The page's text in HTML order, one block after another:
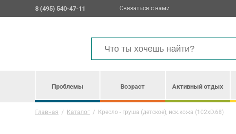
8 (495) 540-47-11 Связаться с нами
Проблемы Возраст Активный отдых
Главная / Каталог / Кресло - груша (детское), иск.кожа (102хD.68)